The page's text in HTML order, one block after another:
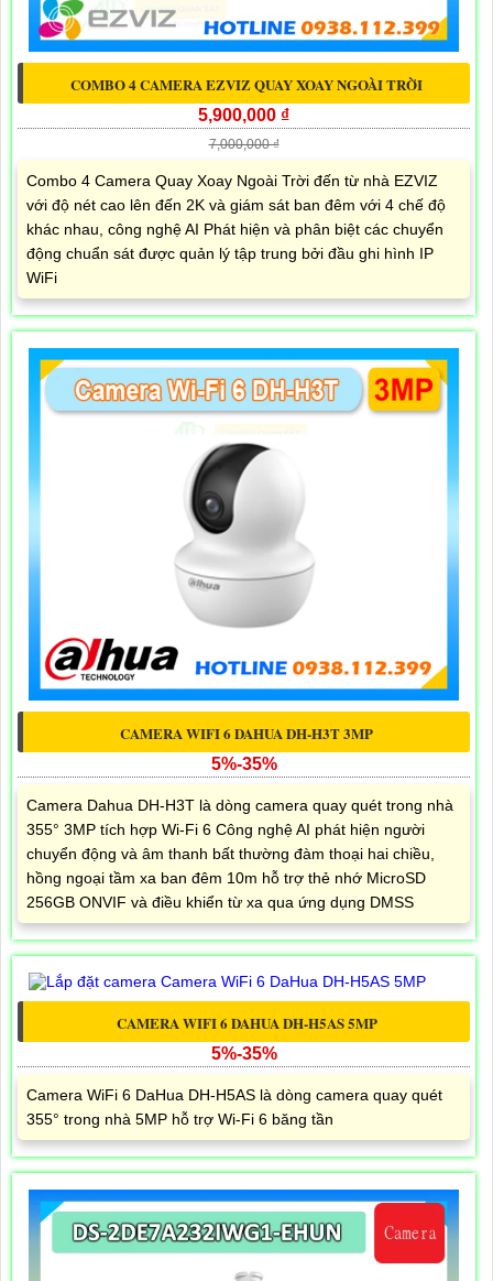
COMBO 4 CAMERA EZVIZ QUAY XOAY NGOÀI TRỜI
5,900,000 ₫
7,000,000 ₫
Combo 4 Camera Quay Xoay Ngoài Trời đến từ nhà EZVIZ
với độ nét cao lên đến 2K và giám sát ban đêm với 4 chế độ
khác nhau, công nghệ AI Phát hiện và phân biệt các chuyển
động chuẩn sát được quản lý tập trung bởi đầu ghi hình IP
WiFi
CAMERA WIFI 6 DAHUA DH-H3T 3MP
5%-35%
Camera Dahua DH-H3T là dòng camera quay quét trong nhà
355° 3MP tích hợp Wi-Fi 6 Công nghệ AI phát hiện người
chuyển động và âm thanh bất thường đàm thoại hai chiều,
hồng ngoại tầm xa ban đêm 10m hỗ trợ thẻ nhớ MicroSD
256GB ONVIF và điều khiển từ xa qua ứng dụng DMSS
CAMERA WIFI 6 DAHUA DH-H5AS 5MP
5%-35%
Camera WiFi 6 DaHua DH-H5AS là dòng camera quay quét
355° trong nhà 5MP hỗ trợ Wi-Fi 6 băng tần